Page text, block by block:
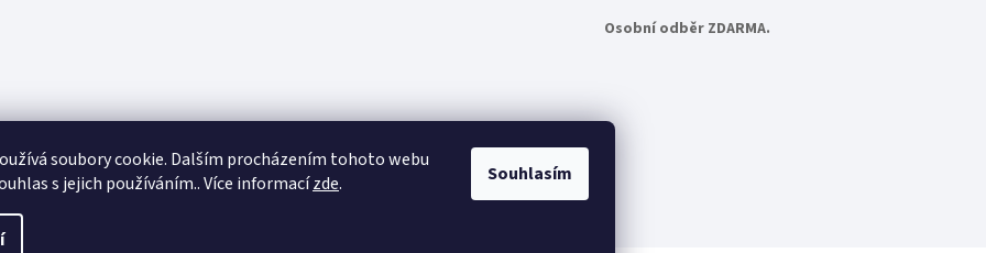
soubory cookie. Dalším procházením tohoto webu
s jejich používáním.. Více informacízde. Souhlasím
Osobní odběr ZDARMA.